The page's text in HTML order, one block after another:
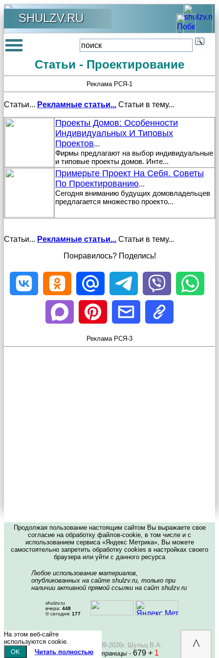
SHULZV.RU
Статьи - Проектирование
Реклама РСЯ-1
Статьи... Рекламные статьи... Статьи в тему...
Проекты Домов: Особенности
Индивидуальных И Типовых
Проектов...
Фирмы предлагают на выбор индивидуальные
и типовые проекты домов. Инте...
Примерьте Проект На Себя. Советы
По Проектированию...
Сегодня вниманию будущих домовладельцев
предлагается множество проекто...
Статьи... Рекламные статьи... Статьи в тему...
Понравилось? Поделись!
Реклама РСЯ-3
Продолжая пользование настоящим сайтом Вы выражаете свое
согласие на обработку файлов-cookie, в том числе и с
использованием сервиса «Яндекс Метрика», Вы можете
самостоятельно запретить обработку cookies в настройках своего
браузера или уйти с данного ресурса
Любое использование материалов,
опубликованных на сайте shulzv.ru, только при
наличии активной прямой ссылки на сайт shulzv.ru
shulzv.ru
вчера: 448
© сегодня: 177
Copyright © 2009-2026г. Шульц В.А.
Посещений страницы - 679 + 1
На этом веб-сайте
используются cookie.
OK
Читать полностью ^